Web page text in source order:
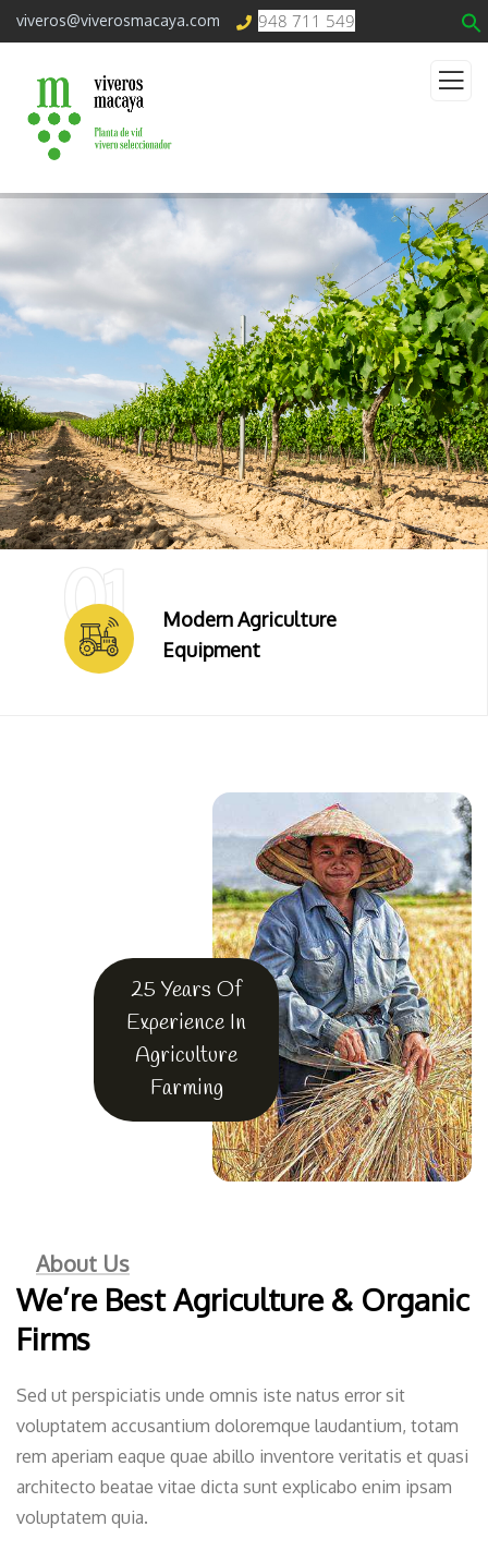
viveros@viverosmacaya.com 948 711 549
01
Modern Agriculture
Equipment
25 Years Of
Experience In
Agriculture
Farming
About Us
We’re Best Agriculture & Organic
Firms
Sed ut perspiciatis unde omnis iste natus error sit
voluptatem accusantium doloremque laudantium, totam
rem aperiam eaque quae abillo inventore veritatis et quasi
architecto beatae vitae dicta sunt explicabo enim ipsam
voluptatem quia.